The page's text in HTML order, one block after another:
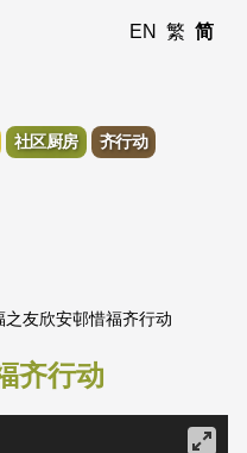
EN 繁 简
社区厨房
齐行动
之友欣安邨惜福齐行动
齐行动